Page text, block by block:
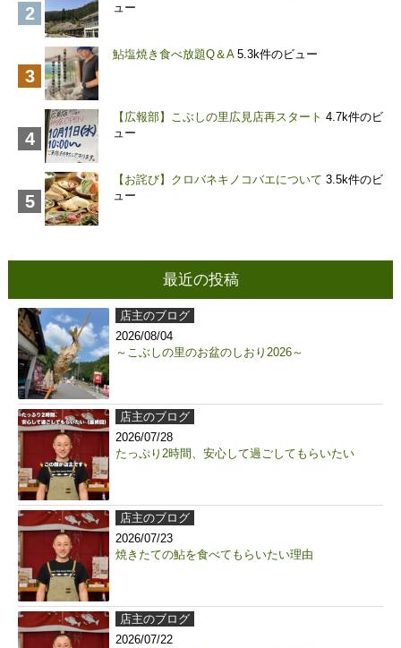
ュー
鮎塩焼き食べ放題Q＆A 5.3k件のビュー
【広報部】こぶしの里広見店再スタート 4.7k件のビ
ュー
【お詫び】クロバネキノコバエについて 3.5k件のビ
ュー
最近の投稿
店主のブログ
2026/08/04
～こぶしの里のお盆のしおり2026～
店主のブログ
2026/07/28
たっぷり2時間、安心して過ごしてもらいたい
店主のブログ
2026/07/23
焼きたての鮎を食べてもらいたい理由
店主のブログ
2026/07/22